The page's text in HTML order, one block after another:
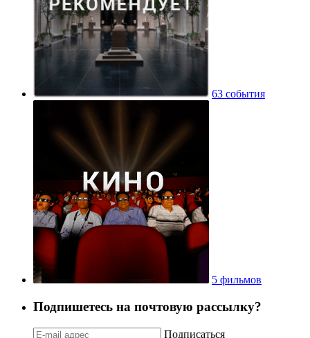
63 события
5 фильмов
Подпишетесь на почтовую рассылку?
Подписаться